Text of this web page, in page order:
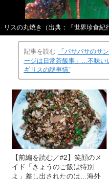
リスの丸焼き（出典：『世界珍食紀
記事を読む
「パサパサのサ
ージは日常茶飯事」…不味い
ギリスの謎事情”
【前編を読む／#2】笑顔のメ
イド「きょうのご飯は特別
よ」差し出されたのは…海外